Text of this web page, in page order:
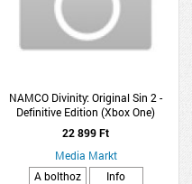
NAMCO Divinity: Original Sin 2 -
Definitive Edition (Xbox One)
22 899 Ft
Media Markt
A bolthoz
Info